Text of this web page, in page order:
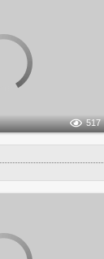
517